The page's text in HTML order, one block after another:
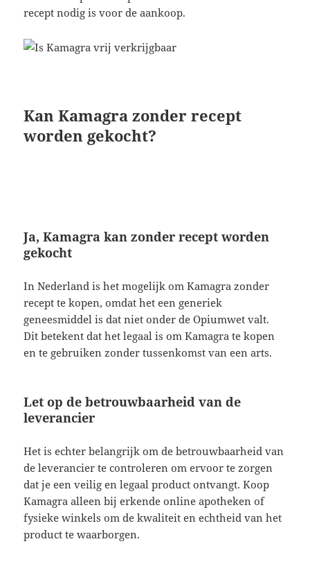
recept nodig is voor de aankoop.
Kan Kamagra zonder recept
worden gekocht?
Ja, Kamagra kan zonder recept worden
gekocht
In Nederland is het mogelijk om Kamagra zonder
recept te kopen, omdat het een generiek
geneesmiddel is dat niet onder de Opiumwet valt.
Dit betekent dat het legaal is om Kamagra te kopen
en te gebruiken zonder tussenkomst van een arts.
Let op de betrouwbaarheid van de
leverancier
Het is echter belangrijk om de betrouwbaarheid van
de leverancier te controleren om ervoor te zorgen
dat je een veilig en legaal product ontvangt. Koop
Kamagra alleen bij erkende online apotheken of
fysieke winkels om de kwaliteit en echtheid van het
product te waarborgen.